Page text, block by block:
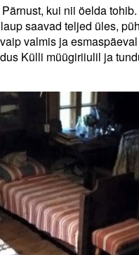
kui nii öelda
saavad teljed üles,
valmis ja
Külli müügiriiulil ja